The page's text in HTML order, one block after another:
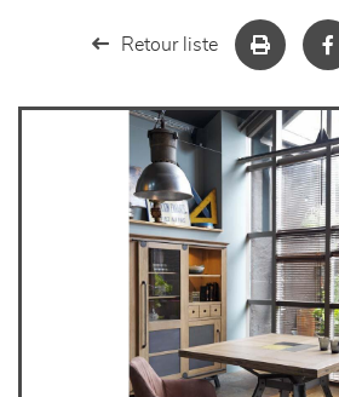
Retour liste